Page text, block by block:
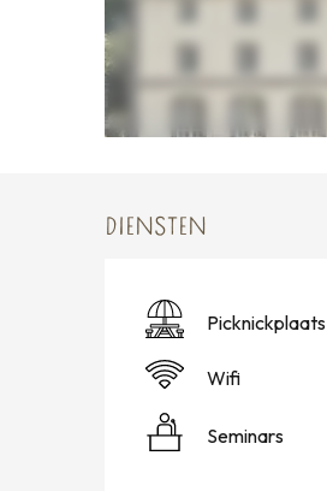
DIENSTEN
Picknickplaats
Wifi
Seminars